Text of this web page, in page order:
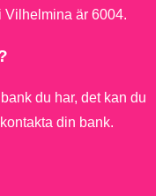
Vilhelmina är 6004.
du har, det kan du
din bank.